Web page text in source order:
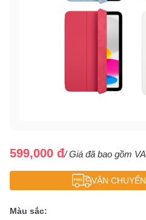
599,000 đ/ Giá đã bao gồm
VẬN
Màu sắc: